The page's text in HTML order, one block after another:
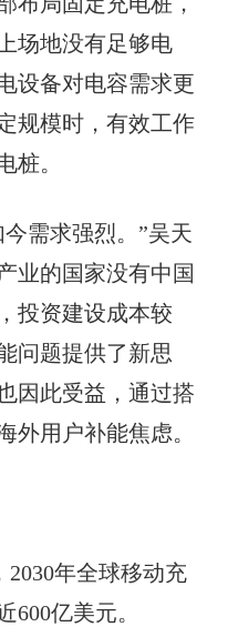
场地没有足够电
设备对电容需求更
规模时，有效工作
桩。
需求强烈。”吴天
业的国家没有中国
投资建设成本较
问题提供了新思
因此受益，通过搭
外用户补能焦虑。
年全球移动充
600亿美元。